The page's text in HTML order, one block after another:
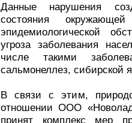
Данные нарушения
состояния
эпидемиологической
угроза заболевания
числе такими
сальмонеллез, сибирской
В связи с этим,
отношении ООО
принят комплекс мер